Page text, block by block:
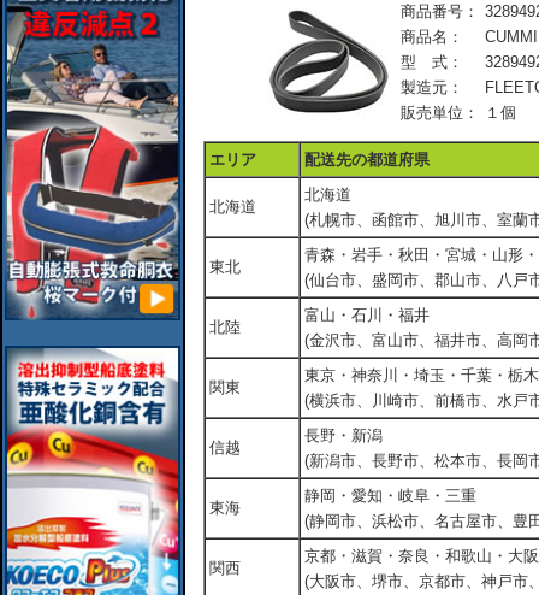
商品番号：
商品名：
型 式：
製造元：
販売単位：
１個
エリア 配送先の都道府県
北海道
北海道
(札幌市、函館市、旭川市、室蘭
東北
青森・岩手・秋田・宮城・山形
(仙台市、盛岡市、郡山市、八戸
北陸
富山・石川・福井
(金沢市、富山市、福井市、高岡
関東
東京・神奈川・埼玉・千葉・栃
(横浜市、川崎市、前橋市、水戸
信越
長野・新潟
(新潟市、長野市、松本市、長岡
東海
静岡・愛知・岐阜・三重
(静岡市、浜松市、名古屋市、豊
関西
京都・滋賀・奈良・和歌山・大
(大阪市、堺市、京都市、神戸市